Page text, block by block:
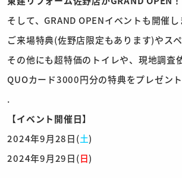
そして、GRAND OPENイベントも開催し
ご来場特典(佐野店限定もあります)やスペ
その他にも超特価のトイレや、現地調査
QUOカード3000円分の特典をプレゼント
.
【イベント開催日】
2024年9月28日(土)
2024年9月29日(日)